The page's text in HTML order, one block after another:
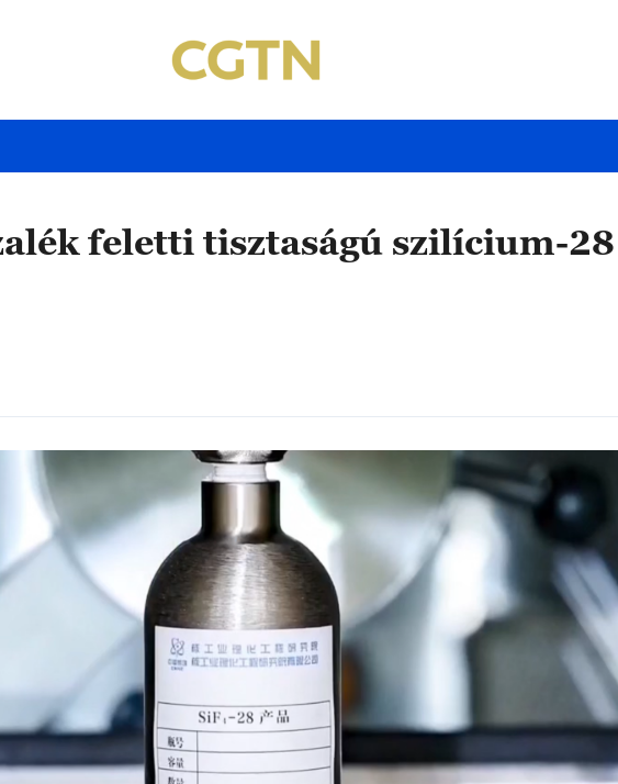
feletti tisztaságú szilícium-